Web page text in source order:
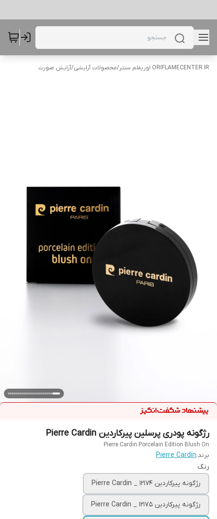
ORIFLAMECENTER.IR اوریفلم سنتر /محصولات آرایشی/آرایش صورت
رژگونه پودری پرسلین پیرکاردین Pierre Cardin
Pierre Cardin Porcelain Edition Blush On
برند:Pierre Cardin
رنگ
رژگونه پیرکاردین Pierre Cardin _ 12174
رژگونه پیرکاردین Pierre Cardin _ 12175